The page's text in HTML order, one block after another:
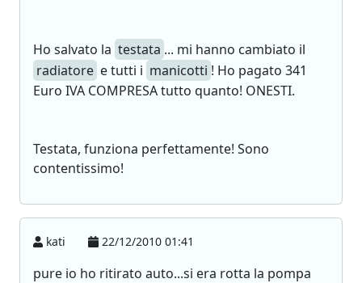
Ho salvato la testata ... mi hanno cambiato il
radiatore e tutti i manicotti ! Ho pagato 341
Euro IVA COMPRESA tutto quanto! ONESTI.
Testata, funziona perfettamente! Sono
contentissimo!
kati 22/12/2010 01:41
pure io ho ritirato auto...si era rotta la pompa